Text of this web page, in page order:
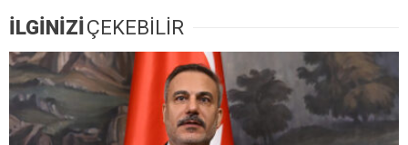
İLGİNİZİ ÇEKEBİLİR